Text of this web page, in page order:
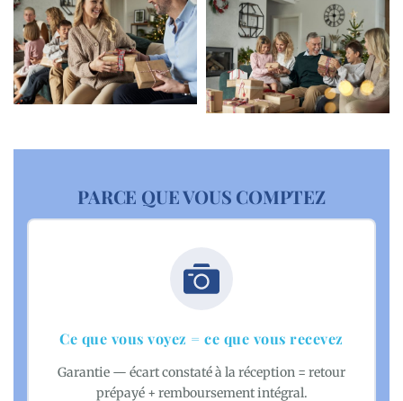
PARCE QUE VOUS COMPTEZ
Ce que vous voyez = ce que vous recevez
Garantie — écart constaté à la réception = retour
prépayé + remboursement intégral.